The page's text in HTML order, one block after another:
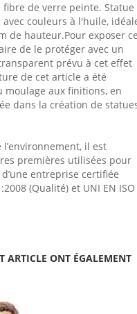
fibre de verre peinte. Statue
couleurs à l'huile,
de hauteur.Pour exposer
de le protéger avec un
prévu à cet effet
de cet article a été
aux finitions, en
dans la création de
il est
premières utilisées pour
entreprise certifiée
(Qualité) et UNI EN ISO
ARTICLE ONT ÉGALEMENT